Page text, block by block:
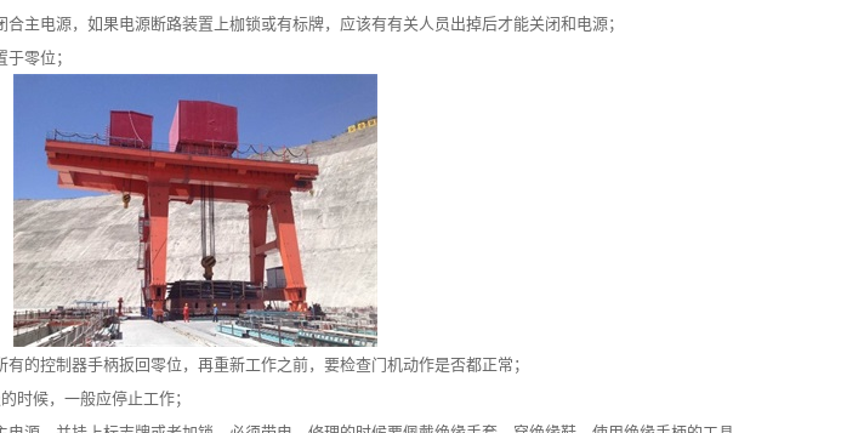
电源，如果电源断路装置上枷锁或有标牌，应该有有关人员出掉后才能关闭和电源；
零位；
控制器手柄扳回零位，再重新工作之前，要检查门机动作是否都正常；
候，一般应停止工作；